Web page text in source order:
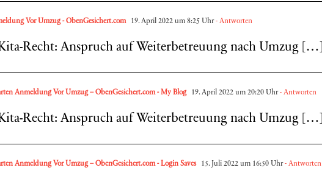
Vor Umzug - ObenGesichert.com 19. April 2022 um 8:25 Uhr- Antworten
Recht: Anspruch auf Weiterbetreuung nach Umzug […]
Anmeldung Vor Umzug – ObenGesichert.com - My Blog 19. April 2022 um 20:20 Uhr- Antworten
Recht: Anspruch auf Weiter­be­treuung nach Umzug […]
Anmeldung Vor Umzug – ObenGesichert.com - Login Saves 15. Juli 2022 um 16:50 Uhr- Antworten